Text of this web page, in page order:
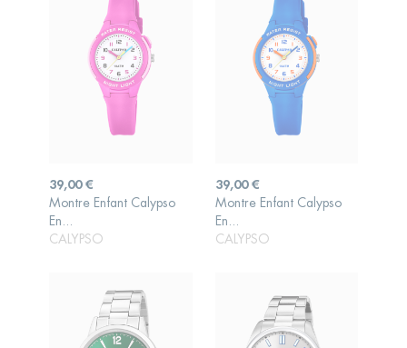
Prix
39,00 €
Montre Enfant Calypso
En...
CALYPSO
AJOUTER AU
Prix
39,00 €
Montre Enfant Calypso
En...
CALYPSO
AJOUTER AU